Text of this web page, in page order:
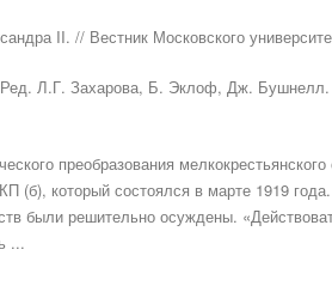
II. // Вестник Московского
Л.Г. Захарова, Б. Эклоф, Дж.
преобразования
(б), который состоялся в марте 1919
были решительно осуждены.
...